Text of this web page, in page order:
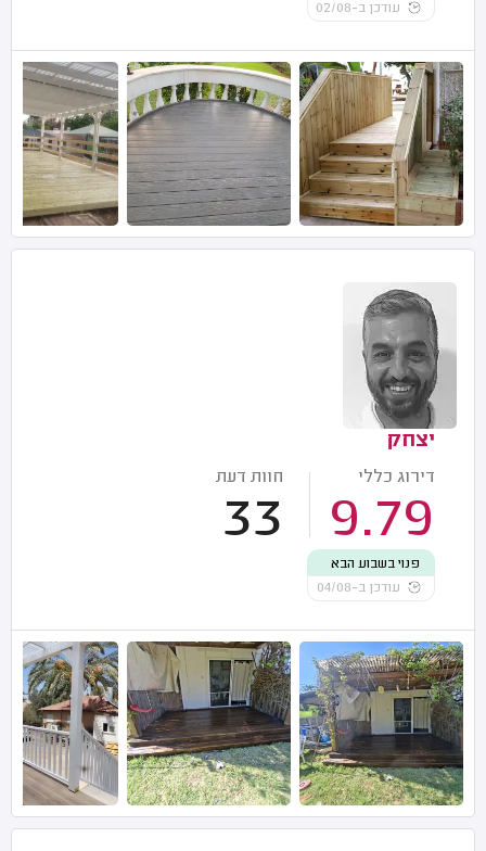
עודכן ב-02/08
יצחק
דירוג כללי
9.79
חוות דעת
33
פנוי בשבוע הבא
עודכן ב-04/08